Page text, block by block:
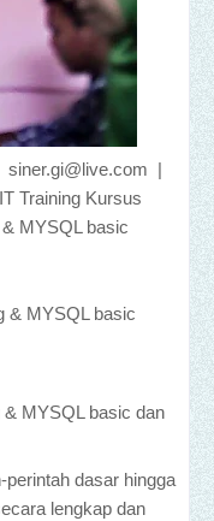
|
Training Kursus
MYSQL basic
& MYSQL basic
MYSQL basic dan
perintah dasar hingga
lengkap dan